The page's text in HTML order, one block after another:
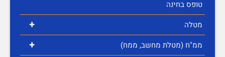
טופס בחינה
+ מטלה
+ ממ"ח (מטלת מחשב, ממח)